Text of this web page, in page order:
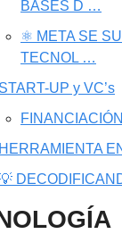
BASES D …
⚛️ META SE
TECNOL …
UP y VC’s
FINANCIACIÓN